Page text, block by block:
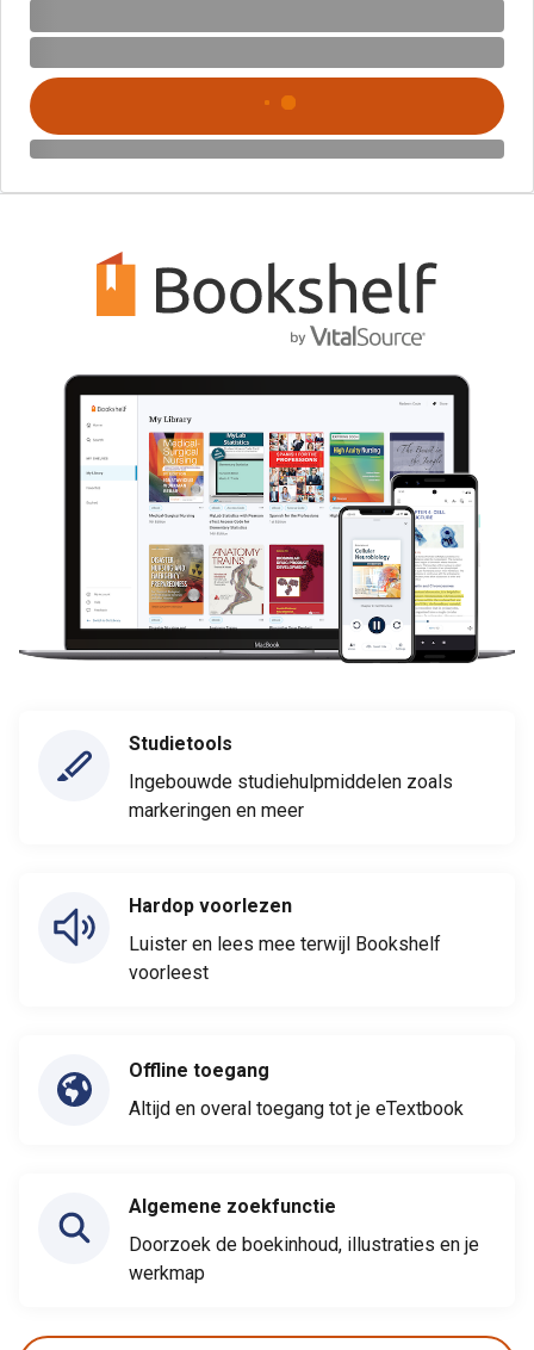
Studietools
Ingebouwde studiehulpmiddelen zoals
markeringen en meer
Hardop voorlezen
Luister en lees mee terwijl Bookshelf
voorleest
Offline toegang
Altijd en overal toegang tot je eTextbook
Algemene zoekfunctie
Doorzoek de boekinhoud, illustraties en je
werkmap